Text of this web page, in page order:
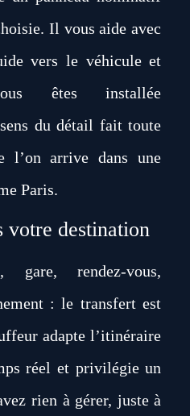
Il vous aide avec
vers le véhicule et
êtes installée
du détail fait toute
l’on arrive dans une
Paris.
destination
gare, rendez-vous,
: le transfert est
adapte l’itinéraire
réel et privilégie un
rien à gérer, juste à